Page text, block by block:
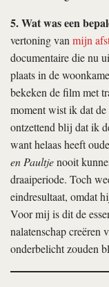
5. Wat was een
vertoning vanmijn
documentaire die nu
plaats in de
bekeken de film met
moment wist ik dat
ontzettend blij dat ik
want helaas heeft
en Paultjenooit
draaiperiode. Toch
eindresultaat, omdat
Voor mij is dit de
nalatenschap creëren
onderbelicht zouden